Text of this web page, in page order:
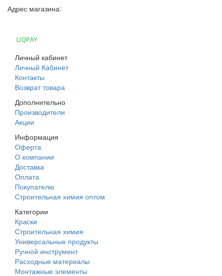
Адрес магазина:
Личный кабинет
Личный Кабинет
Контакты
Возврат товара
Дополнительно
Производители
Акции
Информация
Оферта
О компании
Доставка
Оплата
Покупателю
Строительная химия оптом
Категории
Краски
Строительная химия
Универсальные продукты
Ручной инструмент
Расходные материалы
Монтажные элементы